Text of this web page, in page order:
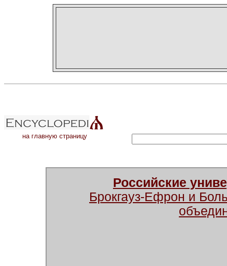
на главную страницу
Российские
Брокгауз-Ефрон и